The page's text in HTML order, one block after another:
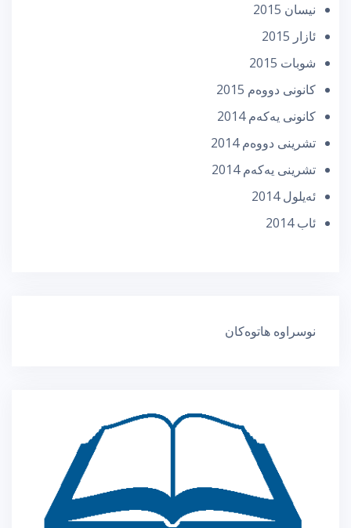
نیسان 2015
ئازار 2015
شوبات 2015
كانونی دووه‌م 2015
كانونی یه‌كه‌م 2014
تشرینی دووه‌م 2014
تشرینی یه‌كه‌م 2014
ئه‌یلول 2014
ئاب 2014
نوسراوە هاتوەکان